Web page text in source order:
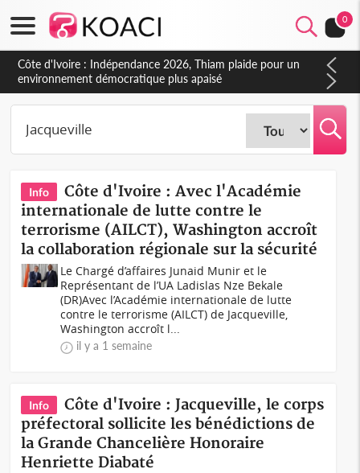
0
Côte d'Ivoire : Concours INFAS 2026, les convocations
seront disponibles à compter du samedi
Info
Côte d'Ivoire : Avec l'Académie
internationale de lutte contre le
terrorisme (AILCT), Washington accroît
la collaboration régionale sur la sécurité
Le Chargé d’affaires Junaid Munir et le
Représentant de l’UA Ladislas Nze Bekale
(DR)Avec l’Académie internationale de lutte
contre le terrorisme (AILCT) de Jacqueville,
Washington accroît l...
il y a 1 semaine
Info
Côte d'Ivoire : Jacqueville, le corps
préfectoral sollicite les bénédictions de
la Grande Chancelière Honoraire
Henriette Diabaté